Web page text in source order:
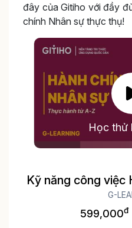
đây của Gitiho với đầy
chính Nhân sự thực thụ!
Học thử
Kỹ năng công việc
tổng
G-
599,000đ